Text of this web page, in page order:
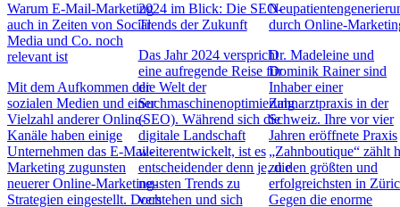
Warum E-Mail-Marketing
auch in Zeiten von Social
Media und Co. noch
relevant ist
Mit dem Aufkommen der
sozialen Medien und einer
Vielzahl anderer Online-
Kanäle haben einige
Unternehmen das E-Mail-
Marketing zugunsten
neuerer Online-Marketing-
Strategien eingestellt. Doch
2024 im Blick: Die SEO-
Trends der Zukunft
Das Jahr 2024 verspricht
eine aufregende Reise für
die Welt der
Suchmaschinenoptimierung
(SEO). Während sich die
digitale Landschaft
weiterentwickelt, ist es
entscheidender denn je, die
neusten Trends zu
verstehen und sich
durch Online-
Dr. Madeleine und
Dominik Rainer sind
Inhaber einer
Zahnarztpraxis in der
Schweiz. Ihre vor vier
Jahren eröffnete Praxis
„Zahnboutique“ zählt
zu den größten und
erfolgreichsten in
Gegen die enorme